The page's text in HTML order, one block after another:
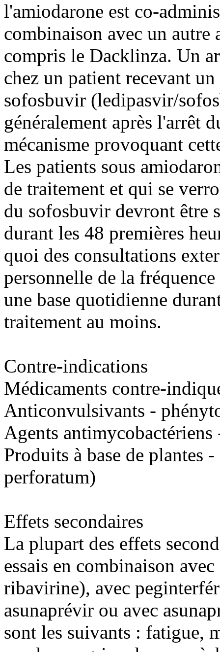
l'amiodarone est co-
combinaison avec un
compris le Dacklinza. Un
chez un patient recevant
sofosbuvir (ledipasvir/
généralement après l'arrêt
mécanisme provoquant
Les patients sous
de traitement et qui se
du sofosbuvir devront être
durant les 48 premières
quoi des consultations
personnelle de la
une base quotidienne
traitement au moins.
Contre-indications
Médicaments contre-
Anticonvulsivants -
Agents
Produits à base de
perforatum)
Effets secondaires
La plupart des effets
essais en combinaison
ribavirine), avec
asunaprévir ou avec
sont les suivants : fatigue,